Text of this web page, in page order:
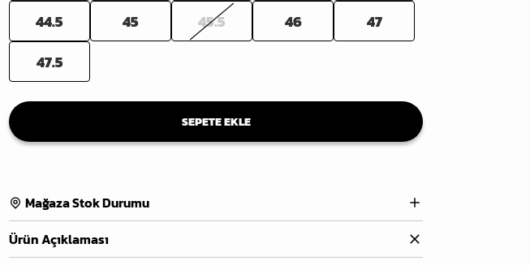
44.5
45 45.5 46
47
47.5
SEPETE EKLE
Mağaza Stok Durumu
Ürün Açıklaması